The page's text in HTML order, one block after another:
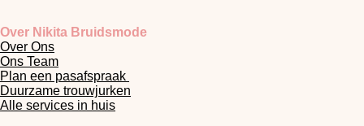
Over Nikita Bruidsmode
Over Ons
Ons Team
Plan een pasafspraak
Duurzame trouwjurken
Alle services in huis